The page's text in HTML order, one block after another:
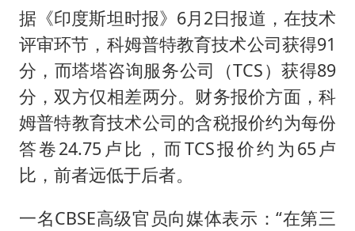
据《印度斯坦时报》6月2日报道，在技术
评审环节，科姆普特教育技术公司获得91
分，而塔塔咨询服务公司（TCS）获得89
分，双方仅相差两分。财务报价方面，科
姆普特教育技术公司的含税报价约为每份
答卷24.75卢比，而TCS报价约为65卢
比，前者远低于后者。
一名CBSE高级官员向媒体表示：“在第三